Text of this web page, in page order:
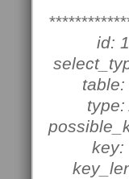
id: 1
table:
type:
key: